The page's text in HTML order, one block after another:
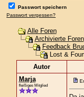
Passwort speichern
Passwort vergessen?
Alle Foren
Archivierte Foren
Feedback
Lost &
Autor
Marja
fleißiges Mitglied